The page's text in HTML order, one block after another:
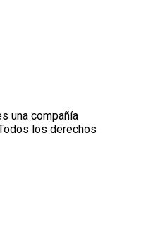
una compañía
los derechos